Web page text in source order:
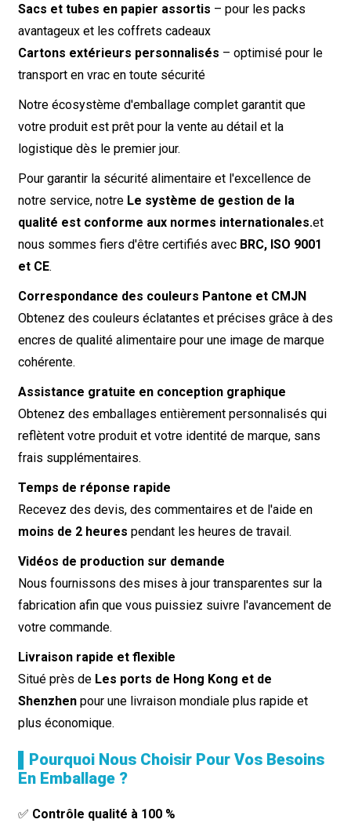
Sacs et tubes en papier assortis – pour les packs
avantageux et les coffrets cadeaux
Cartons extérieurs personnalisés – optimisé pour le
transport en vrac en toute sécurité
Notre écosystème d'emballage complet garantit que
votre produit est prêt pour la vente au détail et la
logistique dès le premier jour.
Pour garantir la sécurité alimentaire et l'excellence de
notre service, notre Le système de gestion de la
qualité est conforme aux normes internationales.et
nous sommes fiers d'être certifiés avec BRC, ISO 9001
et CE.
Correspondance des couleurs Pantone et CMJN
Obtenez des couleurs éclatantes et précises grâce à des
encres de qualité alimentaire pour une image de marque
cohérente.
Assistance gratuite en conception graphique
Obtenez des emballages entièrement personnalisés qui
reflètent votre produit et votre identité de marque, sans
frais supplémentaires.
Temps de réponse rapide
Recevez des devis, des commentaires et de l'aide en
moins de 2 heures pendant les heures de travail.
Vidéos de production sur demande
Nous fournissons des mises à jour transparentes sur la
fabrication afin que vous puissiez suivre l'avancement de
votre commande.
Livraison rapide et flexible
Situé près de Les ports de Hong Kong et de
Shenzhenpour une livraison mondiale plus rapide et
plus économique.
▌Pourquoi Nous Choisir Pour Vos Besoins
En Emballage ?
✅ Contrôle qualité à 100 %